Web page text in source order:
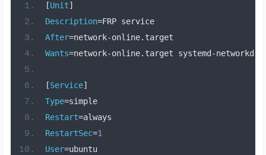
[Unit]
Description=FRP service
After=network-online. target
Wants=network-online. target systemd -networkd
[Service]
Type=simple
Restart=always
RestartSec=1
User=ubuntu